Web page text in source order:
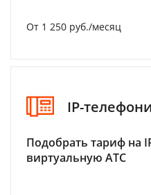
От 1 250 руб./месяц
IP-
Подобрать тариф на
виртуальную АТС